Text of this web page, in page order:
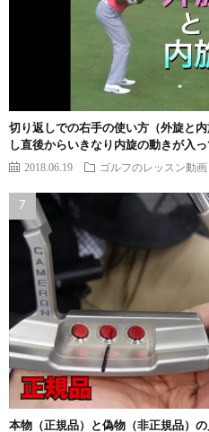
切り返しでの右手の使い方（外旋と
し直後からいきなり内旋の動きが入
2018.06.19 ゴルフのレッスン動画
本物（正規品）と偽物（非正規品）